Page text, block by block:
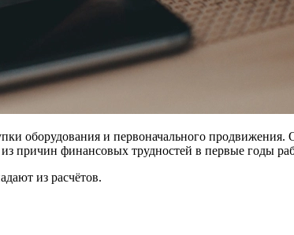
оборудования и первоначального продвижения.
причин финансовых трудностей в первые годы
из расчётов.